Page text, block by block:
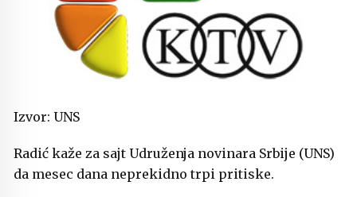
Izvor: UNS
Radić kaže za sajt Udruženja novinara Srbije (UNS)
da mesec dana neprekidno trpi pritiske.